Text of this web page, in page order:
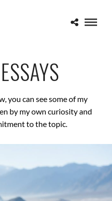
you can see some of my
by my own curiosity and
to the topic.